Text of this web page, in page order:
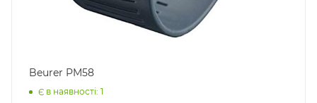
Beurer PM58
Є в наявності: 1